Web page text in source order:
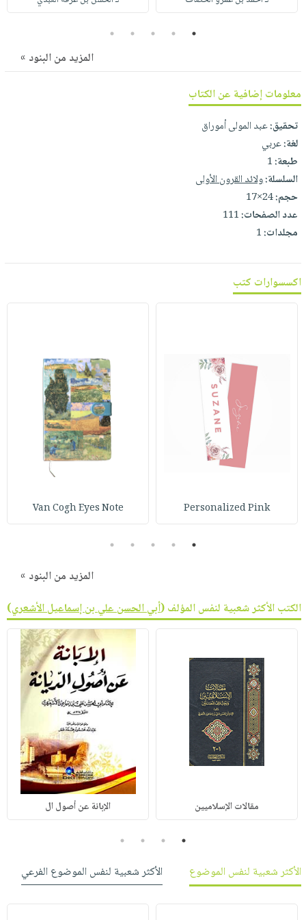
صابون
فيديوهات
طرحها
خدمات
نيل
وفرات
انشر
كتابك
تواصل
معنا
نشرة
الإصدارات
1
2
3
4
5
المزيد من البنود »
معلومات إضافية عن الكتاب
تحقيق:عبد المولى أموراق
لغة:عربي
طبعة:1
السلسلة:ولائد القرون الأولى
حجم:24×17
عدد الصفحات:111
مجلدات:1
اكسسوارات كتب
Personalized Pink
Van Cogh Eyes Note
1
2
3
4
5
المزيد من البنود »
الكتب الأكثر شعبية لنفس المؤلف (أبي الحسن علي بن إسماعيل الأشعري)
مقالات الإسلاميين الإبانة عن أصول ال
1
2
3
4
الأكثر شعبية لنفس الموضوع
الأكثر شعبية لنفس الموضوع الفرعي